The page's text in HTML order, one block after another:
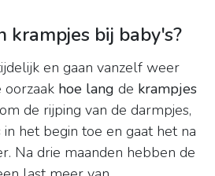
krampjes bij baby's?
en gaan vanzelf weer
hoe lang de krampjes
de rijping van de darmpjes,
in het begin toe en gaat het na
Na drie maanden hebben de